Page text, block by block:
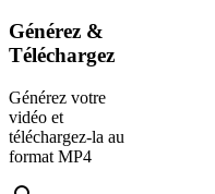
Générez &
Téléchargez
Générez votre
vidéo et
téléchargez-la au
format MP4